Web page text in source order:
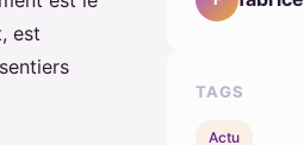
est
TAGS
Actu